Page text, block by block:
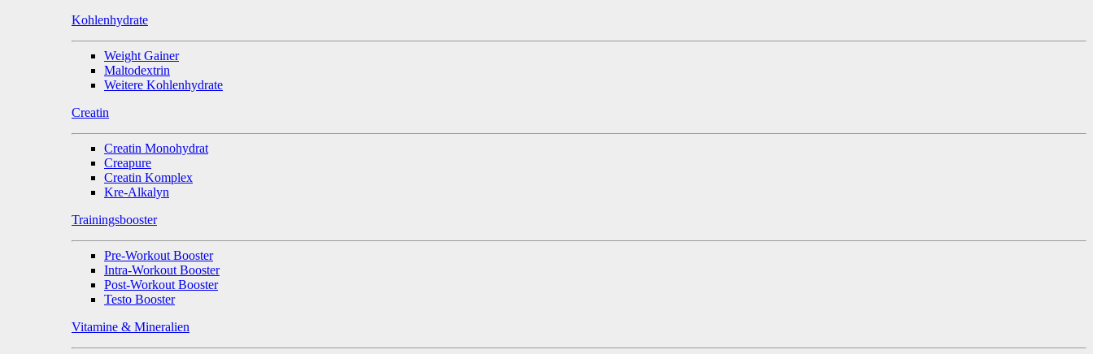
Kohlenhydrate
Weight Gainer
Maltodextrin
Weitere Kohlenhydrate
Creatin
Creatin Monohydrat
Creapure
Creatin Komplex
Kre-Alkalyn
Trainingsbooster
Pre-Workout Booster
Intra-Workout Booster
Post-Workout Booster
Testo Booster
Vitamine & Mineralien